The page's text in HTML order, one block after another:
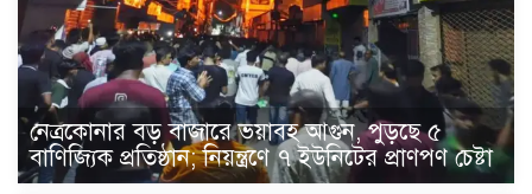
নেত্রকোনার বড় বাজারে ভয়াবহ আগুন, পুড়ছে ৫
বাণিজ্যিক প্রতিষ্ঠান; নিয়ন্ত্রণে ৭ ইউনিটের প্রাণপণ চেষ্টা